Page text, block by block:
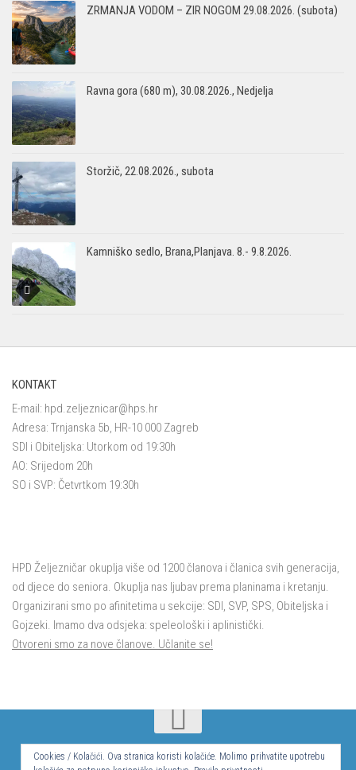
ZRMANJA VODOM – ZIR NOGOM 29.08.2026. (subota)
Ravna gora (680 m), 30.08.2026., Nedjelja
Storžič, 22.08.2026., subota
Kamniško sedlo, Brana,Planjava. 8.- 9.8.2026.
KONTAKT
E-mail: hpd.zeljeznicar@hps.hr
Adresa: Trnjanska 5b, HR-10 000 Zagreb
SDI i Obiteljska: Utorkom od 19:30h
AO: Srijedom 20h
SO i SVP: Četvrtkom 19:30h
HPD Željezničar okuplja više od 1200 članova i članica svih generacija,
od djece do seniora. Okuplja nas ljubav prema planinama i kretanju.
Organizirani smo po afinitetima u sekcije: SDI, SVP, SPS, Obiteljska i
Gojzeki. Imamo dva odsjeka: speleološki i aplinistički.
Otvoreni smo za nove članove. Učlanite se!
© Hrvatsko planinarsko društvo Željezničar 2024.
Cookies / Kolačići. Ova stranica koristi kolačiće. Molimo prihvatite upotrebu